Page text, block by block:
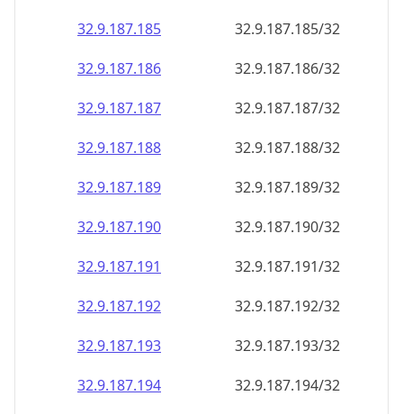
32.9.187.185
32.9.187.185/32
32.9.187.186
32.9.187.186/32
32.9.187.187
32.9.187.187/32
32.9.187.188
32.9.187.188/32
32.9.187.189
32.9.187.189/32
32.9.187.190
32.9.187.190/32
32.9.187.191
32.9.187.191/32
32.9.187.192
32.9.187.192/32
32.9.187.193
32.9.187.193/32
32.9.187.194
32.9.187.194/32